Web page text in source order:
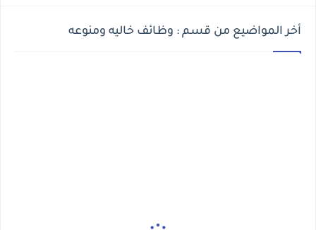
أخر المواضيع من قسم : وظائف خاليه ومنوعه